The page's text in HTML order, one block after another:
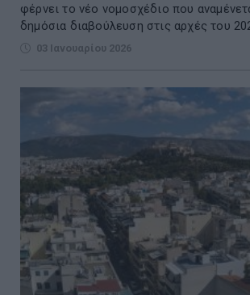
φέρνει το νέο νομοσχέδιο που
δημόσια διαβούλευση στις αρχές του
03 Ιανουαρίου 2026